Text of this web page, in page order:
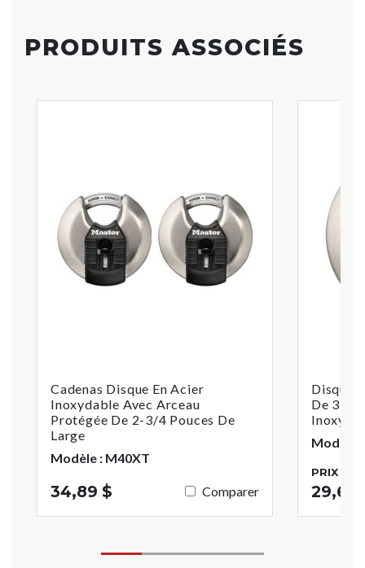
PRODUITS ASSOCIÉS
Cadenas Disque En Acier
Inoxydable Avec Arceau
Protégée De 2-3/4 Pouces De
Large
Modèle : M40XT
34,89 $ Comparer
Disque
De 3-1/
Modèle
PRIX DE
29,62